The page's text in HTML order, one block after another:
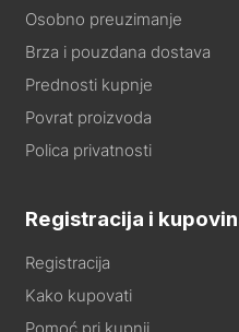
Osobno preuzimanje
Brza i pouzdana dostava
Prednosti kupnje
Povrat proizvoda
Polica privatnosti
Registracija i
Registracija
Kako kupovati